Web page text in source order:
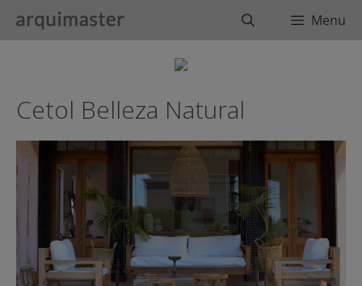
BuscarMenu
Cetol Belleza Natural